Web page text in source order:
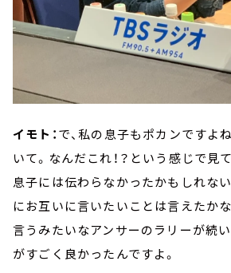
イモト：で、私の息子もポカンですよ
いて。なんだこれ！？という感じで見
息子には伝わらなかったかもしれな
にお互いに言いたいことは言えたか
言うみたいなアンサーのラリーが続い
がすごく良かったんですよ。